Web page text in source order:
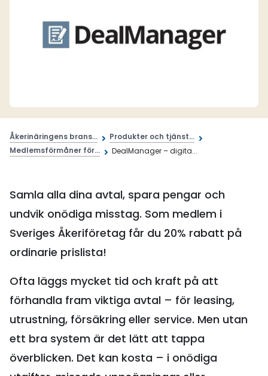
Åkerinäringens brans...
Produkter och tjänst...
Medlemsförmåner för...
DealManager – digita...
Samla alla dina avtal, spara pengar och
undvik onödiga misstag. Som medlem i
Sveriges Åkeriföretag får du 20% rabatt på
ordinarie prislista!
Ofta läggs mycket tid och kraft på att
förhandla fram viktiga avtal – för leasing,
utrustning, försäkring eller service. Men utan
ett bra system är det lätt att tappa
överblicken. Det kan kosta – i onödiga